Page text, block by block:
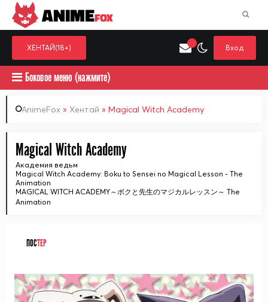
Выберите одну категорию для поиска
ANIMEFOX
ХЕНТАЙ(18+) Вход
Боковое меню (нажмите)
AnimeFox » Хентай » Magical Witch Academy
Magical Witch Academy
Академия ведьм
Magical Witch Academy: Boku to Sensei no Magical Lesson - The
Animation
MAGICAL WITCH ACADEMY～ボクと先生のマジカルレッスン～ The
Animation
ПОСТЕР